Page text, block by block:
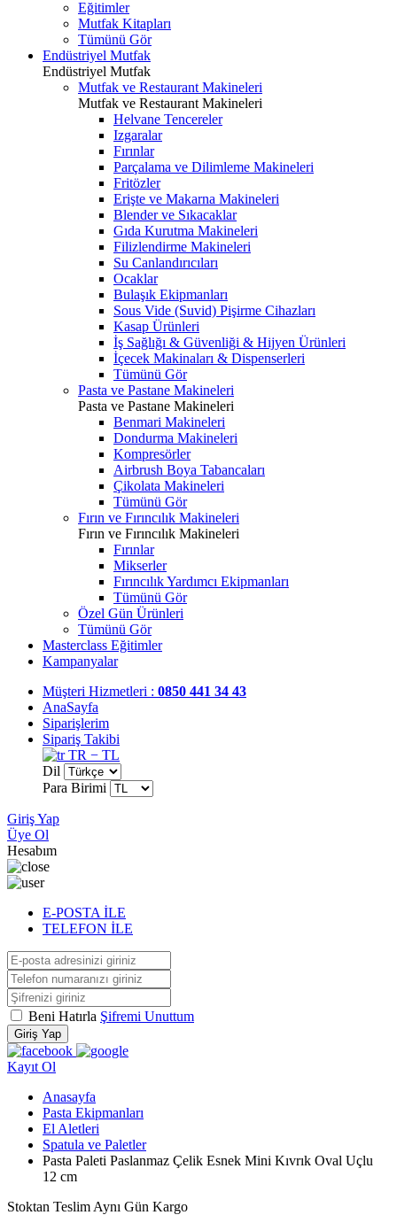
Eğitimler
Mutfak Kitapları
Tümünü Gör
Endüstriyel Mutfak
Endüstriyel Mutfak
Mutfak ve Restaurant Makineleri
Mutfak ve Restaurant Makineleri
Helvane Tencereler
Izgaralar
Fırınlar
Parçalama ve Dilimleme Makineleri
Fritözler
Erişte ve Makarna Makineleri
Blender ve Sıkacaklar
Gıda Kurutma Makineleri
Filizlendirme Makineleri
Su Canlandırıcıları
Ocaklar
Bulaşık Ekipmanları
Sous Vide (Suvid) Pişirme Cihazları
Kasap Ürünleri
İş Sağlığı & Güvenliği & Hijyen Ürünleri
İçecek Makinaları & Dispenserleri
Tümünü Gör
Pasta ve Pastane Makineleri
Pasta ve Pastane Makineleri
Benmari Makineleri
Dondurma Makineleri
Kompresörler
Airbrush Boya Tabancaları
Çikolata Makineleri
Tümünü Gör
Fırın ve Fırıncılık Makineleri
Fırın ve Fırıncılık Makineleri
Fırınlar
Mikserler
Fırıncılık Yardımcı Ekipmanları
Tümünü Gör
Özel Gün Ürünleri
Tümünü Gör
Masterclass Eğitimler
Kampanyalar
Müşteri Hizmetleri : 0850 441 34 43
AnaSayfa
Siparişlerim
Sipariş Takibi
TR − TL
Dil
Para Birimi
Giriş Yap
Üye Ol
Hesabım
E-POSTA İLE
TELEFON İLE
Beni Hatırla Şifremi Unuttum
Giriş Yap
Kayıt Ol
Anasayfa
Pasta Ekipmanları
El Aletleri
Spatula ve Paletler
Pasta Paleti Paslanmaz Çelik Esnek Mini Kıvrık Oval Uçlu
12 cm
Stoktan Teslim Aynı Gün Kargo